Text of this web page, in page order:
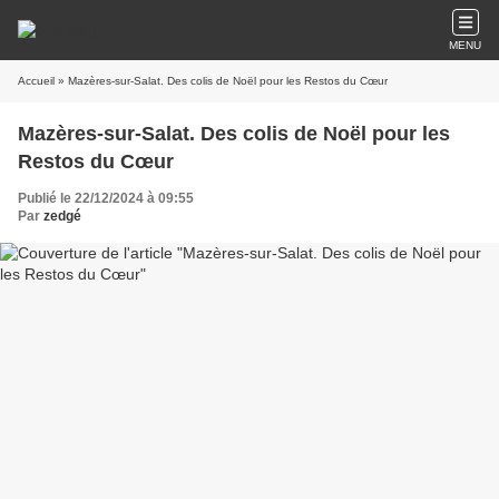
MENU
Accueil » Mazères-sur-Salat. Des colis de Noël pour les Restos du Cœur
Mazères-sur-Salat. Des colis de Noël pour les
Restos du Cœur
Publié le 22/12/2024 à 09:55
Par zedgé